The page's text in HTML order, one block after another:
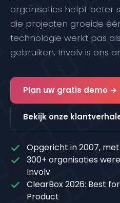
organisaties helpt beter
die projecten groeide
technologie werkt pas
gebruiken. Involv is ons
Plan uw gratis demo →
Bekijk onze
Opgericht in 2007,
300+ organisaties
Involv
ClearBox 2026: Best
Product